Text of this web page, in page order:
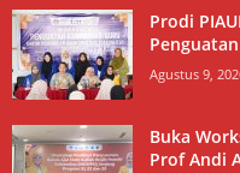
Prodi
Agustus 9,
Buka
Prof Andi